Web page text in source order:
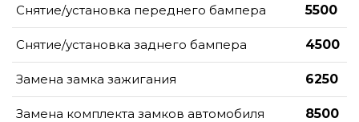
Снятие/установка переднего бампера 5500
Снятие/установка заднего бампера 4500
Замена замка зажигания 6250
Замена комплекта замков автомобиля
8500